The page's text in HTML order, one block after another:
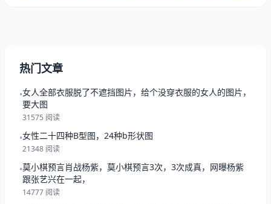
热门文章
•女人全部衣服脱了不遮挡图片，给个没穿衣服的女人的图片，
要大图
31575 阅读
•女性二十四种B型图，24种b形状图
21348 阅读
•莫小棋预言肖战杨紫，莫小棋预言3次，3次成真，网曝杨紫
跟张艺兴在一起，
14777 阅读